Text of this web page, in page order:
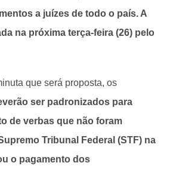
a juízes de todo o país. A
na próxima terça-feira (26) pelo
que será proposta, os
ser padronizados para
de verbas que não foram
Tribunal Federal (STF) na
o pagamento dos